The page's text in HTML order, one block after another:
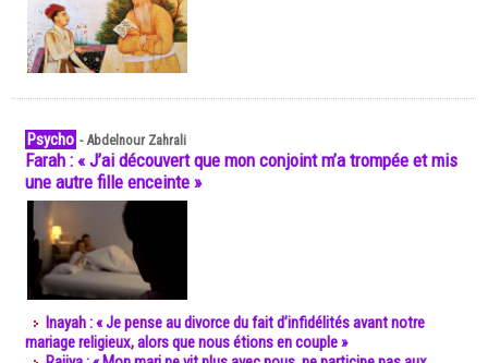
Psycho -Abdelnour Zahrali
Farah : « J’ai découvert que mon conjoint m’a trompée et mis
une autre fille enceinte »
Inayah : « Je pense au divorce du fait d’infidélités avant notre
mariage religieux, alors que nous étions en couple »